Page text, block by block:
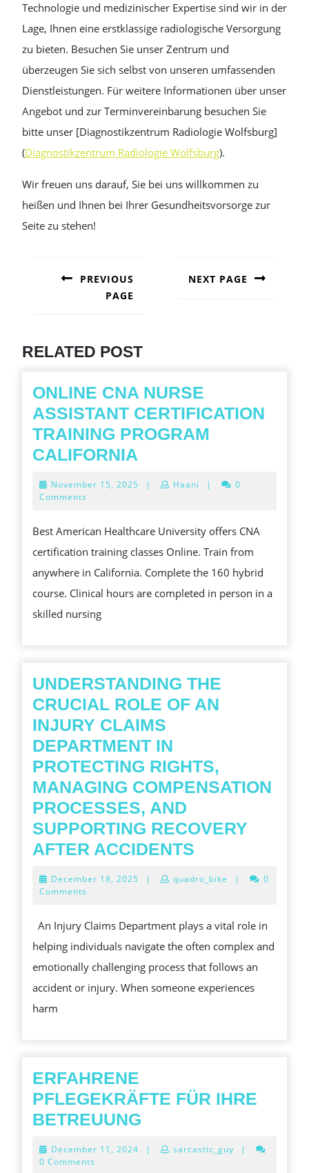
Technologie und medizinischer Expertise sind wir in der
Lage, Ihnen eine erstklassige radiologische Versorgung
zu bieten. Besuchen Sie unser Zentrum und
überzeugen Sie sich selbst von unseren umfassenden
Dienstleistungen. Für weitere Informationen über unser
Angebot und zur Terminvereinbarung besuchen Sie
bitte unser [Diagnostikzentrum Radiologie Wolfsburg]
(Diagnostikzentrum Radiologie Wolfsburg).
Wir freuen uns darauf, Sie bei uns willkommen zu
heißen und Ihnen bei Ihrer Gesundheitsvorsorge zur
Seite zu stehen!
NAVIGATION
PREVIOUS
PAGE
NEXT PAGE
RELATED POST
ONLINE CNA NURSE
ASSISTANT CERTIFICATION
TRAINING PROGRAM
CALIFORNIA
NURSE
CERTIFICATION
TRAINING
PROGRAM
CALIFORNIA
November 15, 2025 November
| Haani |
0
Comments
Best American Healthcare University offers CNA
certification training classes Online. Train from
anywhere in California. Complete the 160 hybrid
course. Clinical hours are completed in person in a
skilled nursing
UNDERSTANDING THE
CRUCIAL ROLE OF AN
INJURY CLAIMS
DEPARTMENT IN
PROTECTING RIGHTS,
MANAGING COMPENSATION
PROCESSES, AND
SUPPORTING RECOVERY
AFTER ACCIDENTS
CRUCIAL
OF
AN
INJURY
CLAIMS
MANAGING
AND
December 18, 2025 December
| quadro_bike |
0
Comments
An Injury Claims Department plays a vital role in
helping individuals navigate the often complex and
emotionally challenging process that follows an
accident or injury. When someone experiences
harm
ERFAHRENE
PFLEGEKRÄFTE FÜR IHRE
BETREUUNG
FÜR
December 11, 2024 December
| sarcastic_guy
|
0 Comments